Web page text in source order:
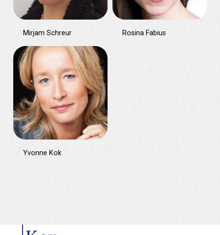
Mirjam Schreur Rosina Fabius
Yvonne Kok